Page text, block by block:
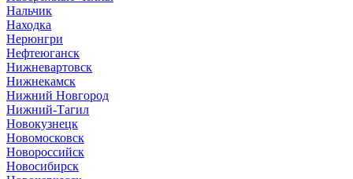
Нальчик
Находка
Нерюнгри
Нефтеюганск
Нижневартовск
Нижнекамск
Нижний Новгород
Нижний-Тагил
Новокузнецк
Новомосковск
Новороссийск
Новосибирск